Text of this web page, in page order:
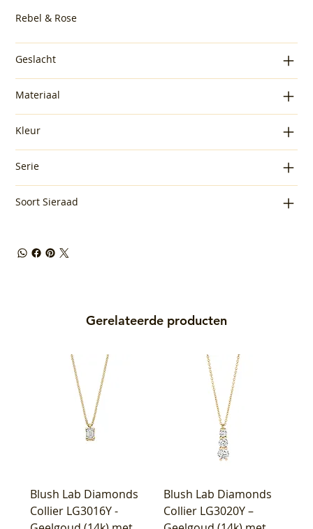
Rebel & Rose
Geslacht
Materiaal
Kleur
Serie
Soort Sieraad
Gerelateerde producten
Blush Lab Diamonds
Collier LG3016Y -
Blush Lab Diamonds
Collier LG3020Y –